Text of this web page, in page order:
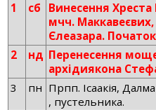
1 сб
Винесення
мчч.
Єлеазара.
2
нд Перенесення
архідиякона
3
пн Прпп. Ісаакія,
, пустельника.